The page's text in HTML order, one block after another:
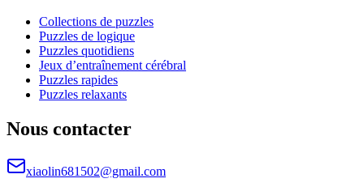
Collections de puzzles
Puzzles de logique
Puzzles quotidiens
Jeux d’entraînement cérébral
Puzzles rapides
Puzzles relaxants
Nous contacter
xiaolin681502@gmail.com